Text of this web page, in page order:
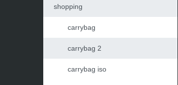
shopping
carrybag
carrybag 2
carrybag iso